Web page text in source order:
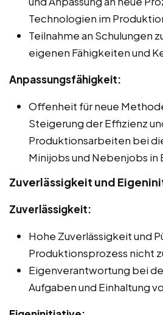
Technologien im
Teilnahme an Schulungen
eigenen Fähigkeiten und
Anpassungsfähigkeit:
Offenheit für neue
Steigerung der Effizienz
Produktionsarbeiten bei
Minijobs und Nebenjobs in
Zuverlässigkeit und
Zuverlässigkeit:
Hohe Zuverlässigkeit und
Produktionsprozess nicht
Eigenverantwortung bei
Aufgaben und Einhaltung